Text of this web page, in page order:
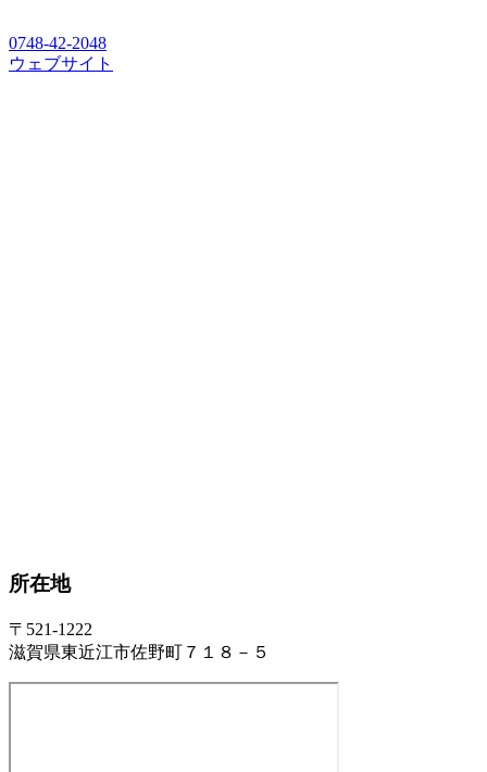
0748-42-2048
ウェブサイト
所在地
〒521-1222
滋賀県東近江市佐野町７１８－５